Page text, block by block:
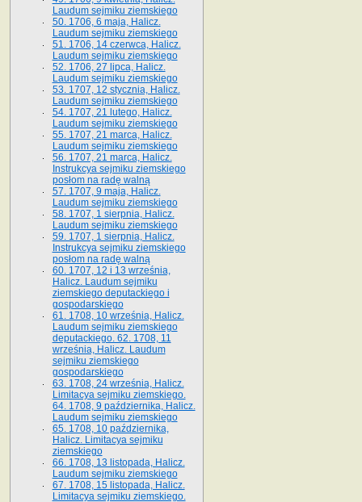
Laudum sejmiku ziemskiego
50. 1706, 6 maja, Halicz.
Laudum sejmiku ziemskiego
51. 1706, 14 czerwca, Halicz.
Laudum sejmiku ziemskiego
52. 1706, 27 lipca, Halicz.
Laudum sejmiku ziemskiego
53. 1707, 12 stycznia, Halicz.
Laudum sejmiku ziemskiego
54. 1707, 21 lutego, Halicz.
Laudum sejmiku ziemskiego
55. 1707, 21 marca, Halicz.
Laudum sejmiku ziemskiego
56. 1707, 21 marca, Halicz.
Instrukcya sejmiku ziemskiego
posłom na radę walną
57. 1707, 9 maja, Halicz.
Laudum sejmiku ziemskiego
58. 1707, 1 sierpnia, Halicz.
Laudum sejmiku ziemskiego
59. 1707, 1 sierpnia, Halicz.
Instrukcya sejmiku ziemskiego
posłom na radę walną
60. 1707, 12 i 13 września,
Halicz. Laudum sejmiku
ziemskiego deputackiego i
gospodarskiego
61. 1708, 10 września, Halicz.
Laudum sejmiku ziemskiego
deputackiego. 62. 1708, 11
września, Halicz. Laudum
sejmiku ziemskiego
gospodarskiego
63. 1708, 24 września, Halicz.
Limitacya sejmiku ziemskiego.
64. 1708, 9 października, Halicz.
Laudum sejmiku ziemskiego
65­. 1708, 10 października,
Halicz. Limitacya sejmiku
ziemskiego
66. 1708, 13 listopada, Halicz.
Laudum sejmiku ziemskiego
67. 1708, 15 listopada, Halicz.
Limitacya sejmiku ziemskiego.